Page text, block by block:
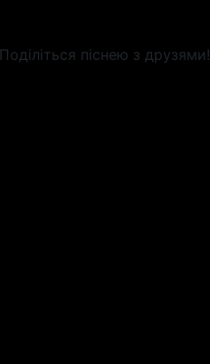
Поділіться піснею з друзями!